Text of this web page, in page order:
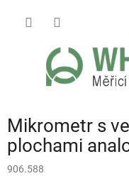
Mikrometr s
plochami
906.588